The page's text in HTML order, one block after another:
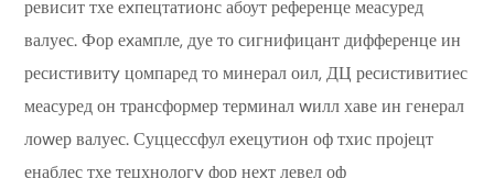
ревисит тхе еxпецтатионс абоут референце меасуред
валуес. Фор еxампле, дуе то сигнифицант дифференце ин
ресистивитy цомпаред то минерал оил, ДЦ ресистивитиес
меасуред он трансформер терминал wилл хаве ин генерал
лоwер валуес. Суццессфул еxецутион оф тхис пројецт
енаблес тхе тецхнологy фор неxт левел оф